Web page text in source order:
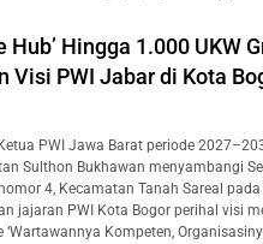
Hub’ Hingga 1.000 UKW
Visi PWI Jabar di Kota
PWI Jawa Barat periode
Sulthon Bukhawan menyambangi
4, Kecamatan Tanah Sareal pada
jajaran PWI Kota Bogor perihal visi
‘Wartawannya Kompeten,